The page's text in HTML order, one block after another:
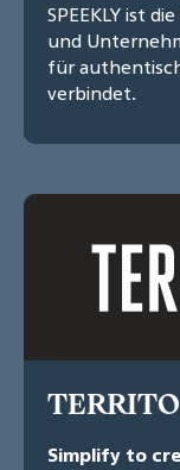
SPEEKLY ist
und
für
verbindet.
Simplify to